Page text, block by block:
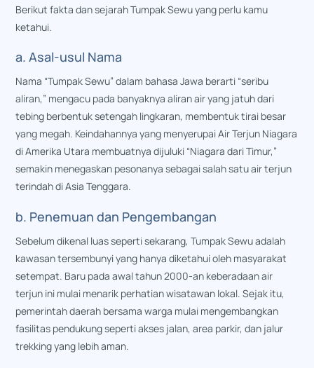
Berikut fakta dan sejarah Tumpak Sewu yang perlu kamu
ketahui.
a. Asal-usul Nama
Nama “Tumpak Sewu” dalam bahasa Jawa berarti “seribu
aliran,” mengacu pada banyaknya aliran air yang jatuh dari
tebing berbentuk setengah lingkaran, membentuk tirai besar
yang megah. Keindahannya yang menyerupai Air Terjun Niagara
di Amerika Utara membuatnya dijuluki “Niagara dari Timur,”
semakin menegaskan pesonanya sebagai salah satu air terjun
terindah di Asia Tenggara.
b. Penemuan dan Pengembangan
Sebelum dikenal luas seperti sekarang, Tumpak Sewu adalah
kawasan tersembunyi yang hanya diketahui oleh masyarakat
setempat. Baru pada awal tahun 2000-an keberadaan air
terjun ini mulai menarik perhatian wisatawan lokal. Sejak itu,
pemerintah daerah bersama warga mulai mengembangkan
fasilitas pendukung seperti akses jalan, area parkir, dan jalur
trekking yang lebih aman.